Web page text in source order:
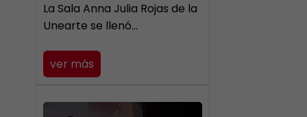
​La Sala Anna Julia Rojas de la
Unearte se llenó…
ver más